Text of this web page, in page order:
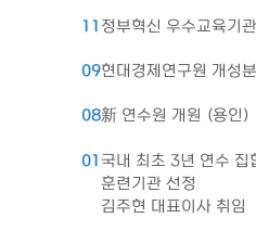
11 정부혁신 우수교육기
09현대경제연구원 개성
08新 연수원 개원 (용인)
01국내 최초 3년 연수
훈련기관 선정
김주현 대표이사 취임